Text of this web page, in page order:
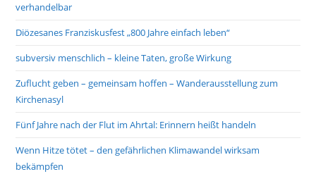
verhandelbar
Diözesanes Franziskusfest „800 Jahre einfach leben“
subversiv menschlich – kleine Taten, große Wirkung
Zuflucht geben – gemeinsam hoffen – Wanderausstellung zum
Kirchenasyl
Fünf Jahre nach der Flut im Ahrtal: Erinnern heißt handeln
Wenn Hitze tötet – den gefährlichen Klimawandel wirksam
bekämpfen